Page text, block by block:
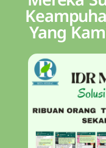
Yang